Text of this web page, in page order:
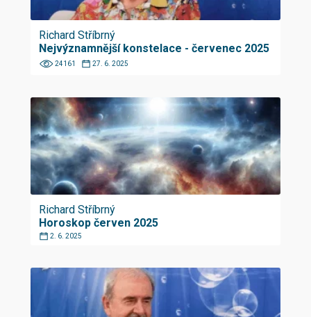
Richard Stříbrný
Nejvýznamnější konstelace - červenec 2025
24161 27. 6. 2025
Richard Stříbrný
Horoskop červen 2025
2. 6. 2025